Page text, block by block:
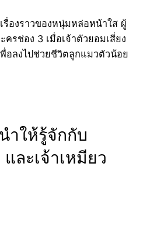
รื่องราวของหนุ่มหล่อหน้าใส ผู้
ครช่อง 3 เมื่อเจ้าตัวยอมเสี่ยง
อลงไปช่วยชีวิตลูกแมวตัวน้อย
ำให้รู้จักกับ
ละเจ้าเหมียว